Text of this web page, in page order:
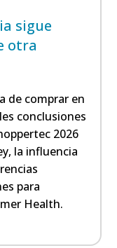
sigue
otra
de comprar en
conclusiones
2026
la influencia
para
Health.